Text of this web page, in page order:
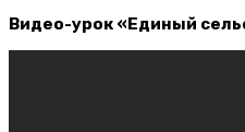
Видео-урок «Единый